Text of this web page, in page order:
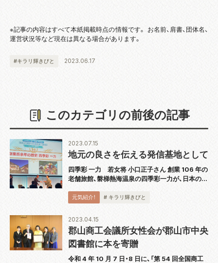
※記事の内容はすべて本紙掲載時点の情報です。 お名前、肩書、団体名、
運営状況等など現在は異なる場合があります。
#キラリ輝きびと 2023.06.17
このカテゴリの前後の記事
地元の良さを伝える発信基地として
四季彩 一力 若女将 小口正子さん 創業 106 年の
老舗旅館、磐梯熱海温泉の四季彩一力が、日本の
「じゃらん OF THE YEAR 2022 泊まって良かっ
た宿大賞」東...
元気紹介！ # キラリ輝きびと
2023.07.15
郡山商工会議所女性会が郡山市中央
図書館に本を寄贈
令和 4 年 10 月 7 日・8 日に、「第 54 回全国商工
2023.04.15